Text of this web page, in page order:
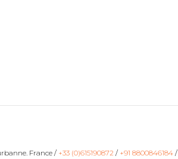
France / +33 (0)615190872/ +91 8800846184/